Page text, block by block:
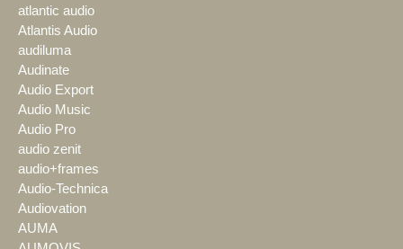
atlantic audio
Atlantis Audio
audiluma
Audinate
Audio Export
Audio Music
Audio Pro
audio zenit
audio+frames
Audio-Technica
Audiovation
AUMA